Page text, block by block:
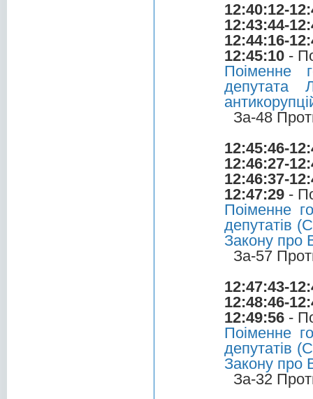
12:40:12-
12:43:44-
12:44:16-
12:45:10 -
Поіменне
депутата
За-48
12:45:46-
12:46:27-
12:46:37-
12:47:29 -
Поіменне
депутатів
Закону про
За-57
12:47:43-
12:48:46-
12:49:56 -
Поіменне
депутатів
Закону про
За-32